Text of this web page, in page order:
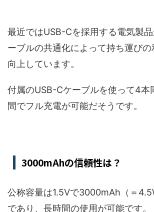
最近ではUSB-Cを採用する電気製
ーブルの共通化によって持ち運び
向上しています。
付属のUSB-Cケーブルを使って4本
間でフル充電が可能だそうです。
3000mAhの信頼性は？
公称容量は1.5Vで3000mAh（＝
であり、長時間の使用が可能です。